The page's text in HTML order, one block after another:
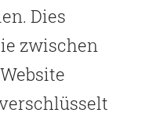
Dies
zwischen